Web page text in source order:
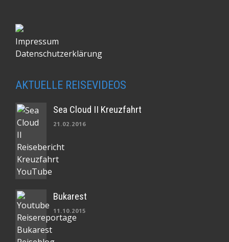
Impressum
Datenschutzerklärung
AKTUELLE REISEVIDEOS
Sea Cloud II Kreuzfahrt
21.02.2016
Bukarest
11.10.2015